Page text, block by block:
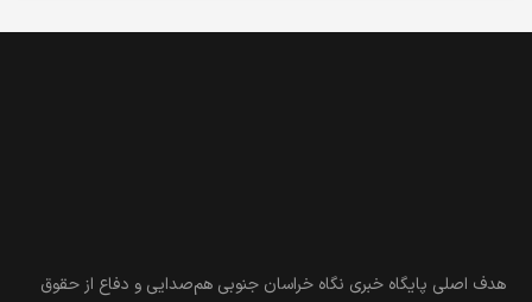
هدف اصلی پایگاه خبری نگاه خراسان جنوبی هم‌صدایی و دفاع از حقوق